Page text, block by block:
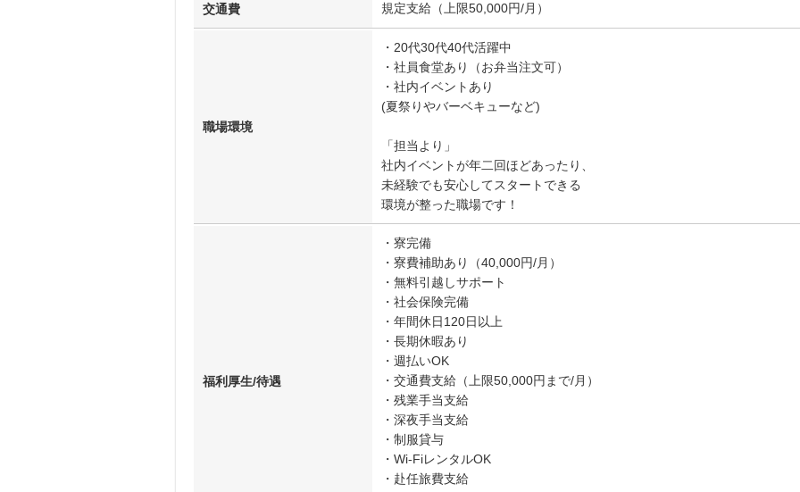
交通費 規定支給（上限50,000円/月）
職場環境
・20代30代40代活躍中
・社員食堂あり（お弁当注文可）
・社内イベントあり
(夏祭りやバーベキューなど)
「担当より」
社内イベントが年二回ほどあったり、
未経験でも安心してスタートできる
環境が整った職場です！
福利厚生/待遇
・寮完備
・寮費補助あり（40,000円/月）
・無料引越しサポート
・社会保険完備
・年間休日120日以上
・長期休暇あり
・週払いOK
・交通費支給（上限50,000円まで/月）
・残業手当支給
・深夜手当支給
・制服貸与
・Wi-FiレンタルOK
・赴任旅費支給